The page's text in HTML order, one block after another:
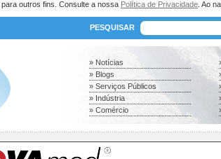
outros fins. Consulte a nossa Política de Privacidade . Ao
PESQUISAR
» Notícias
» Blogs
» Serviços Públicos
» Indústria
» Comércio